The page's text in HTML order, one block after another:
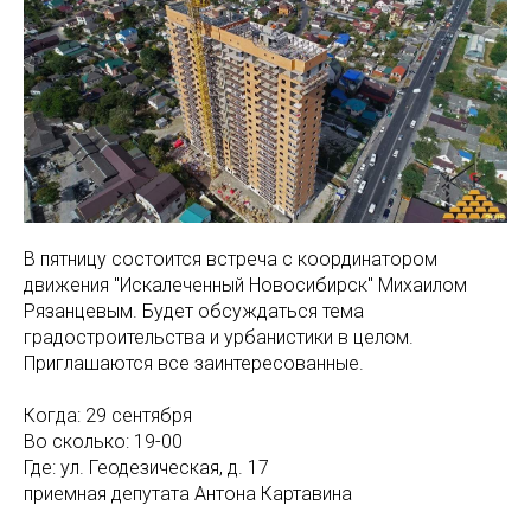
В пятницу состоится встреча с координатором
движения "Искалеченный Новосибирск" Михаилом
Рязанцевым. Будет обсуждаться тема
градостроительства и урбанистики в целом.
Приглашаются все заинтересованные.
Когда: 29 сентября
Во сколько: 19-00
Где: ул. Геодезическая, д. 17
приемная депутата Антона Картавина